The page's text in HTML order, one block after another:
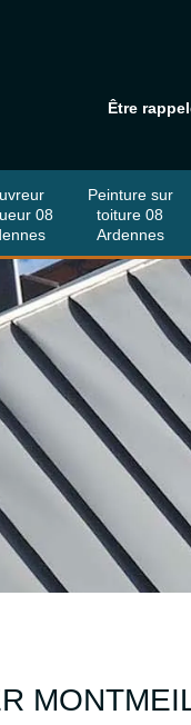
Être
08
Peinture sur
toiture 08
Ardennes